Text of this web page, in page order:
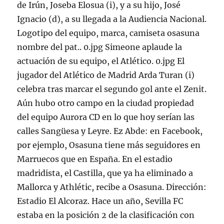
de Irún, Joseba Elosua (i), y a su hijo, José
Ignacio (d), a su llegada a la Audiencia Nacional.
Logotipo del equipo, marca, camiseta osasuna
nombre del pat.. 0.jpg Simeone aplaude la
actuación de su equipo, el Atlético. 0.jpg El
jugador del Atlético de Madrid Arda Turan (i)
celebra tras marcar el segundo gol ante el Zenit.
Aún hubo otro campo en la ciudad propiedad
del equipo Aurora CD en lo que hoy serían las
calles Sangüesa y Leyre. Ez Abde: en Facebook,
por ejemplo, Osasuna tiene más seguidores en
Marruecos que en España. En el estadio
madridista, el Castilla, que ya ha eliminado a
Mallorca y Athlétic, recibe a Osasuna. Dirección:
Estadio El Alcoraz. Hace un año, Sevilla FC
estaba en la posición 2 de la clasificación con